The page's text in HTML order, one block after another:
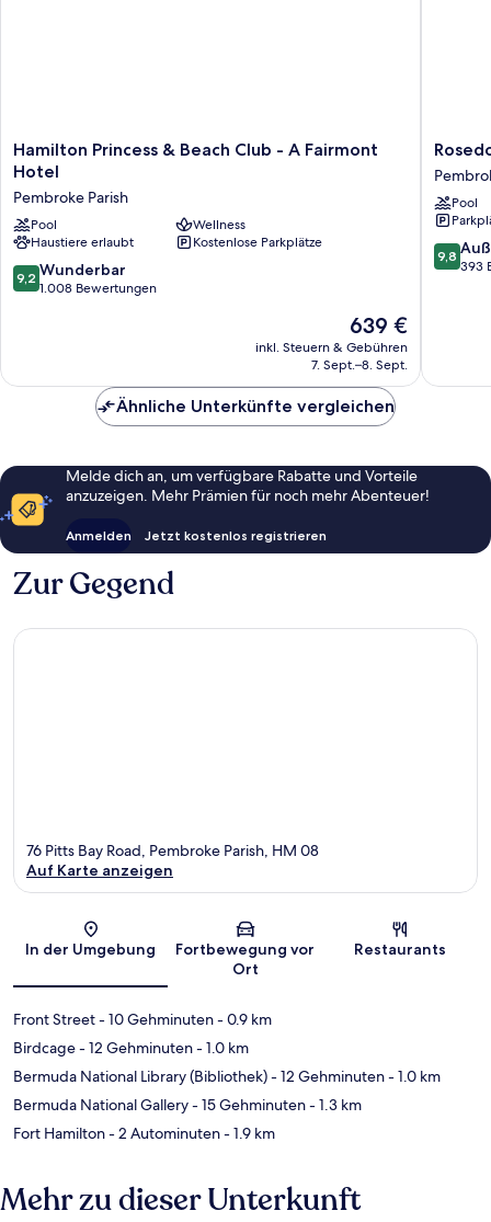
Hamilton
Princess
Beach
Club
-
A
Fairmont
Hamilton Princess & Beach Club - A Fairmont
Hotel
Pembroke Parish
Pool
Wellness
Haustiere erlaubt
Kostenlose Parkplätze
9.2
von
9,2 Wunderbar
1.008 Bewertungen
Der
Preis
beträgt
639 €
inkl. Steuern & Gebühren
7. Sept.–8. Sept.
Hotel
Parish
Pool
9.8
von
9,8
393
Ähnliche Unterkünfte vergleichen
Melde dich an, um verfügbare Rabatte und Vorteile
anzuzeigen. Mehr Prämien für noch mehr Abenteuer!
Anmelden Jetzt kostenlos registrieren
Zur Gegend
Karte
76 Pitts Bay Road, Pembroke Parish, HM 08
Auf Karte anzeigen
In der Umgebung
Fortbewegung vor
Ort
Restaurants
Front Street- 10 Gehminuten- 0.9 km
Birdcage- 12 Gehminuten- 1.0 km
Bermuda National Library (Bibliothek)- 12 Gehminuten- 1.0 km
Bermuda National Gallery- 15 Gehminuten- 1.3 km
Fort Hamilton- 2 Autominuten- 1.9 km
Mehr zu dieser Unterkunft